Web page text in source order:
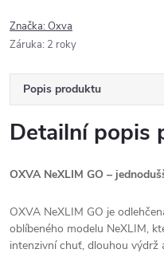
Značka:Oxva
Záruka: 2 roky
Popis produktu
Detailní popis
OXVA NeXLIM GO –
OXVA NeXLIM GO je
oblíbeného modelu NeXLIM,
intenzivní chuť, dlouhou výdrž